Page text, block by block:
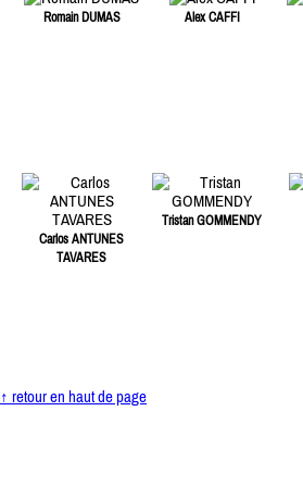
Romain DUMAS Alex CAFFI
Carlos ANTUNES
TAVARES
Tristan GOMMENDY
↑ retour en haut de page